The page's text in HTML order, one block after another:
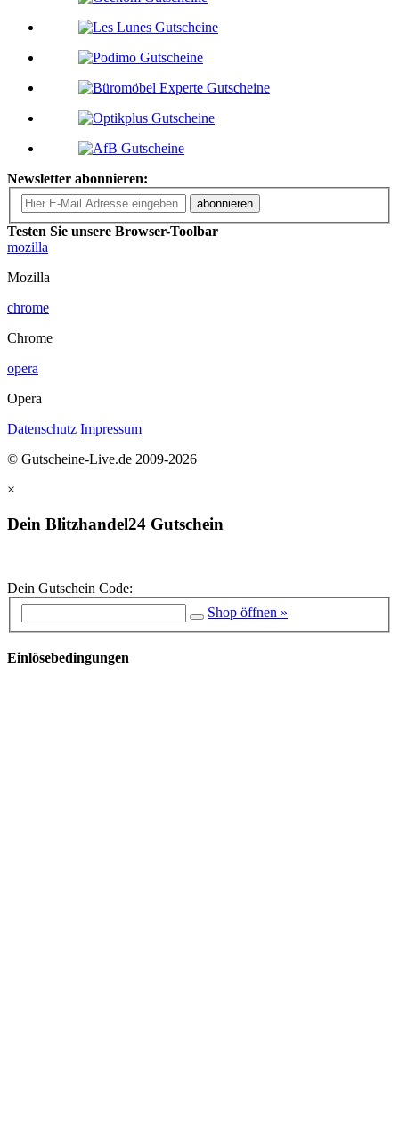
Newsletter abonnieren:
abonnieren
Testen Sie unsere Browser-Toolbar
mozilla
Mozilla
chrome
Chrome
opera
Opera
Datenschutz Impressum
© Gutscheine-Live.de 2009-2026
×
Dein Blitzhandel24 Gutschein
Dein Gutschein Code:
Shop öffnen »
Einlösebedingungen